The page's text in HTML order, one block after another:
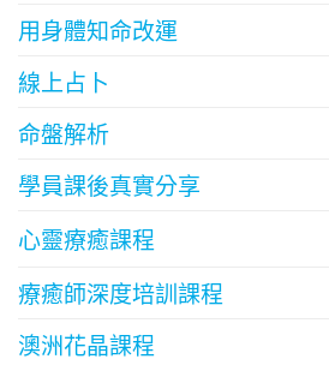
用身體知命改運
線上占卜
命盤解析
學員課後真實分享
心靈療癒課程
療癒師深度培訓課程
澳洲花晶課程